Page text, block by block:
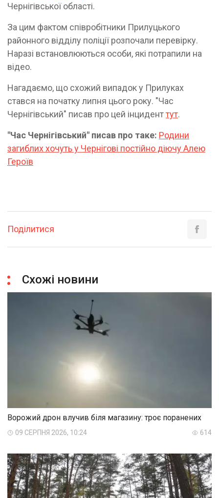
Чернігівської області.
За цим фактом співробітники Прилуцького
районного відділу поліції розпочали перевірку.
Наразі встановлюються особи, які потрапили на
відео.
Нагадаємо, що схожий випадок у Прилуках
стався на початку липня цього року. "Час
Чернігівський" писав про цей інциденттут.
"Час Чернігівський" писав про таке: Родини
загиблих хочуть у Чернігові постійно діючу Алею
Героїв
Поділитися
Схожі новини
Ворожий дрон влучив біля магазину: троє поранених
09 СЕРПНЯ 2026, 10:24 614